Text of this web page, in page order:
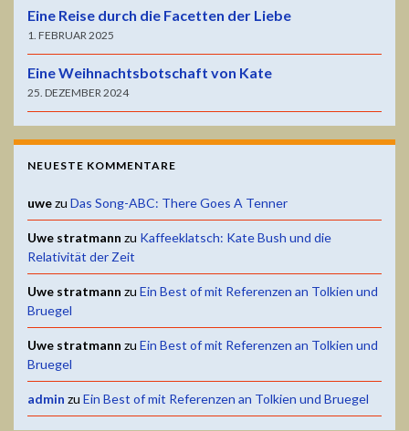
Eine Reise durch die Facetten der Liebe
1. FEBRUAR 2025
Eine Weihnachtsbotschaft von Kate
25. DEZEMBER 2024
NEUESTE KOMMENTARE
uwezu Das Song-ABC: There Goes A Tenner
Uwe stratmann zu Kaffeeklatsch: Kate Bush und die
Relativität der Zeit
Uwe stratmann zu Ein Best of mit Referenzen an Tolkien und
Bruegel
Uwe stratmann zu Ein Best of mit Referenzen an Tolkien und
Bruegel
admin zu Ein Best of mit Referenzen an Tolkien und Bruegel